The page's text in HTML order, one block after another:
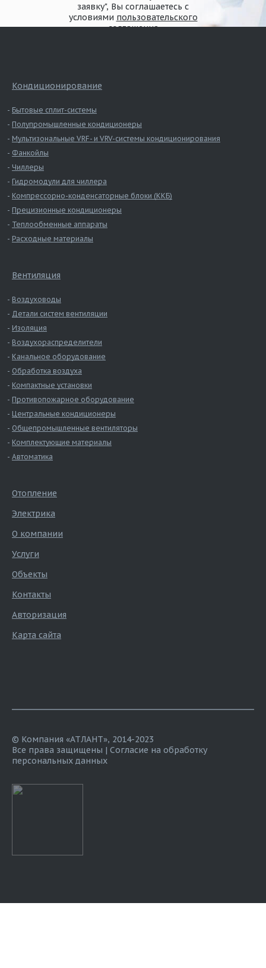
заявку", Вы соглашаетесь с
условиями пользовательского
соглашения
Кондиционирование
Бытовые сплит-системы
Полупромышленные кондиционеры
Мультизональные VRF- и VRV-системы кондиционирования
Фанкойлы
Чиллеры
Гидромодули для чиллера
Компрессорно-конденсаторные блоки (ККБ)
Прецизионные кондиционеры
Теплообменные аппараты
Расходные материалы
Вентиляция
Воздуховоды
Детали систем вентиляции
Изоляция
Воздухораспределители
Канальное оборудование
Обработка воздуха
Компактные установки
Противопожарное оборудование
Центральные кондиционеры
Общепромышленные вентиляторы
Комплектующие материалы
Автоматика
Отопление
Электрика
О компании
Услуги
Объекты
Контакты
Авторизация
Карта сайта
© Компания «АТЛАНТ», 2014-2023
Все права защищены | Согласие на обработку
персональных данных